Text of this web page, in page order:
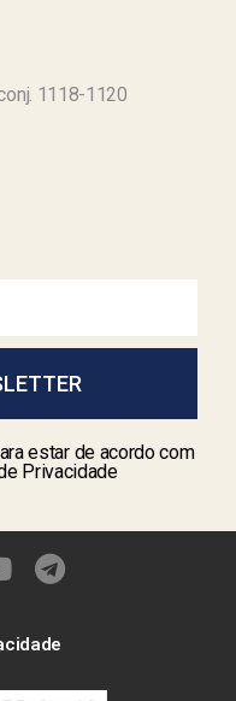
1118-1120
estar de acordo com
Privacidade